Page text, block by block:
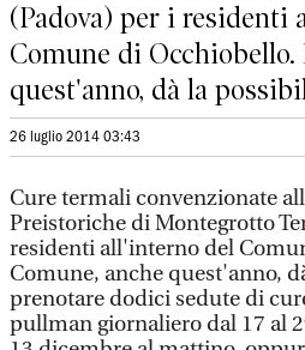
(Padova) per i residenti
Comune di Occhiobello.
quest'anno, dà la
26 luglio 2014 03:43
Cure termali convenzionate
Preistoriche di Montegrotto
residenti all'interno del
Comune, anche quest'anno,
prenotare dodici sedute di
pullman giornaliero dal 17 al